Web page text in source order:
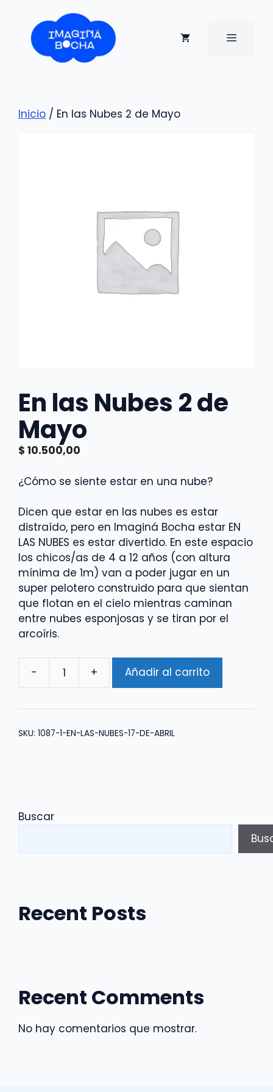
contenido
MENÚ
Inicio / En las Nubes 2 de Mayo
En las Nubes 2 de
Mayo
$ 10.500,00
¿Cómo se siente estar en una nube?
Dicen que estar en las nubes es estar
distraído, pero en Imaginá Bocha estar EN
LAS NUBES es estar divertido. En este espacio
los chicos/as de 4 a 12 años (con altura
mínima de 1m) van a poder jugar en un
super pelotero construido para que sientan
que flotan en el cielo mientras caminan
entre nubes esponjosas y se tiran por el
arcoíris.
-
Nubes
de
+ Añadir al carrito
SKU: 1087-1-EN-LAS-NUBES-17-DE-ABRIL
Buscar
Recent Posts
Recent Comments
No hay comentarios que mostrar.